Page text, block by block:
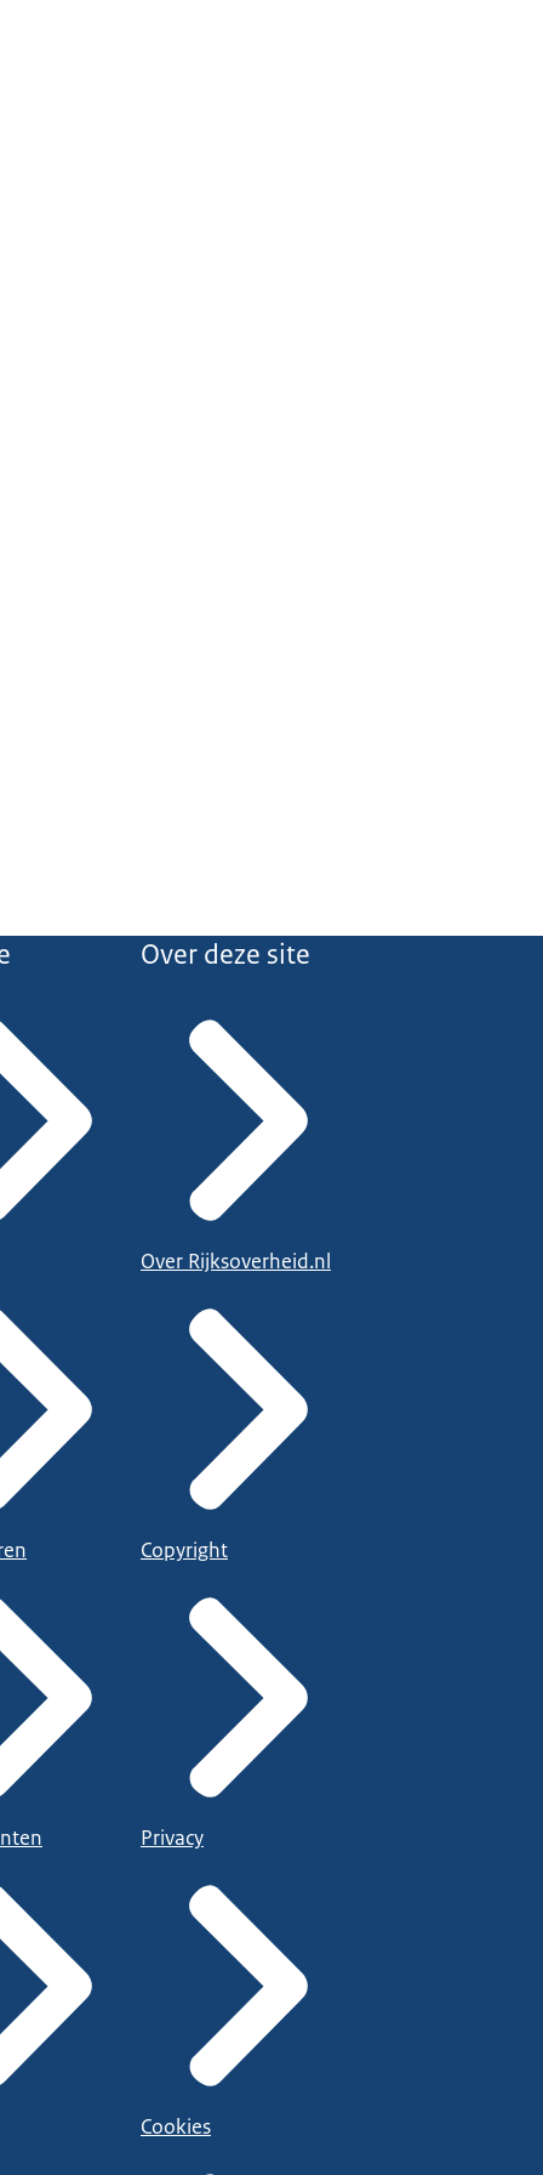
Over deze site
Over Rijksoverheid.nl
Copyright
Privacy
Cookies